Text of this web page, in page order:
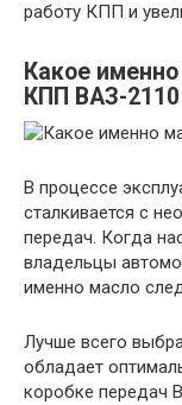
работу КПП и
Какое
КПП ВАЗ-2110
В процессе
сталкивается с
передач. Когда
владельцы
именно масло
Лучше всего
обладает
коробке передач